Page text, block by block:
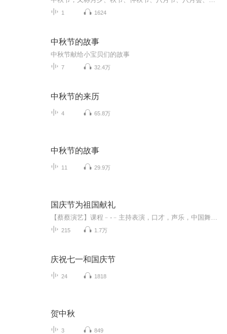
1 1624
中秋节的故事
中秋节献给小宝贝们的故事
7 32.4万
中秋节的来历
4 65.8万
中秋节的故事
11 29.9万
国庆节为祖国献礼
215 1.7万
庆祝七一和国庆节
24 1818
贺中秋
3 849